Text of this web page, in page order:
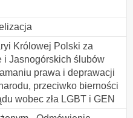
Królowej Polski za
i Jasnogórskich ślubów
prawa i deprawacji
przeciwko bierności
wobec zła LGBT i GEN